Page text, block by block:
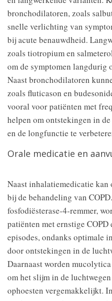
bronchodilatoren, zoals
snelle verlichting van
bij acute benauwdheid.
zoals tiotropium en
om de symptomen langdurig
Naast bronchodilatoren
zoals fluticason en
vooral voor patiënten met
helpen om ontstekingen in
en de longfunctie te
Orale medicatie en
Naast inhalatiemedicatie
bij de behandeling van
fosfodiësterase-4-remmer,
patiënten met ernstige
episodes, ondanks optimale
door ontstekingen in de
Daarnaast worden
om het slijm in de
ophoesten vergemakkelijkt.